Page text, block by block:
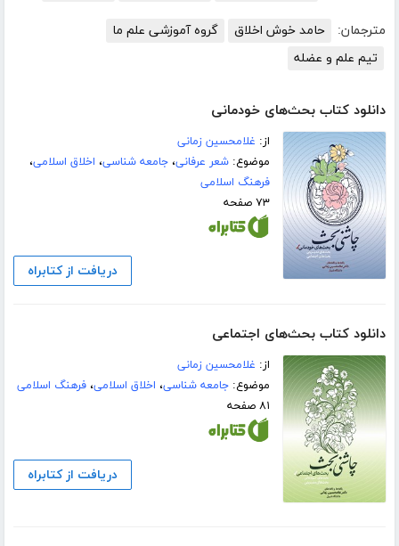
مترجمان: حامد خوش اخلاق
گروه آموزشی علم ما
تیم علم و عضله
دانلود کتاب بحث‌های خودمانی
از: غلامحسین زمانی
موضوع:شعر عرفانی،جامعه شناسی، اخلاق اسلامی،
فرهنگ اسلامی
۷۳ صفحه
دریافت از کتابراه
دانلود کتاب بحث‌های اجتماعی
از: غلامحسین زمانی
موضوع:جامعه شناسی، اخلاق اسلامی،فرهنگ اسلامی
۸۱ صفحه
دریافت از کتابراه